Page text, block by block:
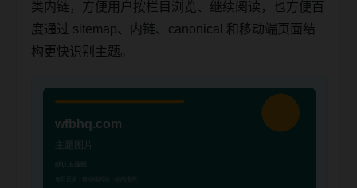
类内链，方便用户按栏目浏览、继续阅读，也方便百
度通过 sitemap、内链、canonical 和移动端页面结
构更快识别主题。